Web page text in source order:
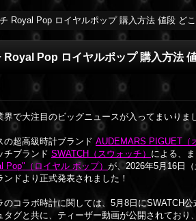
Royal Pop ロイヤルポップ 購入方法 値段 ど
Royal Pop ロイヤルポップ 購入方法
界で大注目のビッグニュースが入ってまいりま
の超高級時計ブランド AUDEMARS PIGUET（
チブランド SWATCH（スウォッチ） による、
Pop"（ロイヤル ポップ） が、2026年5月16日
ンドより正式発表されました！
のコラボ時計に関しては、5月8日にSWATCH
タグと共に、ティーザー動画が公開されており